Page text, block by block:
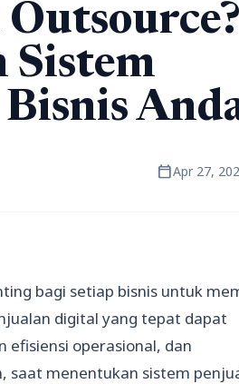
Sistem
calendar_todayApr 27,
bagi setiap bisnis untuk
digital yang tepat dapat
operasional, dan
saat menentukan sistem